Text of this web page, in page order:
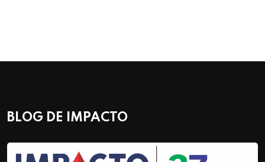
BLOG DE IMPACTO